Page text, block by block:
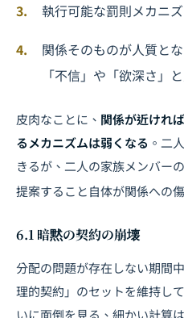
執行可能な罰則メカニ
関係そのものが人質と
「不信」や「欲深さ」
皮肉なことに、 関係が近けれ
るメカニズムは弱くなる 。二
きるが、二人の家族メンバー
提案すること自体が関係への
6.1 暗黙の契約の崩壊
分配の問題が存在しない期間
理的契約」のセットを維持し
いに面倒を見る、細かい計算